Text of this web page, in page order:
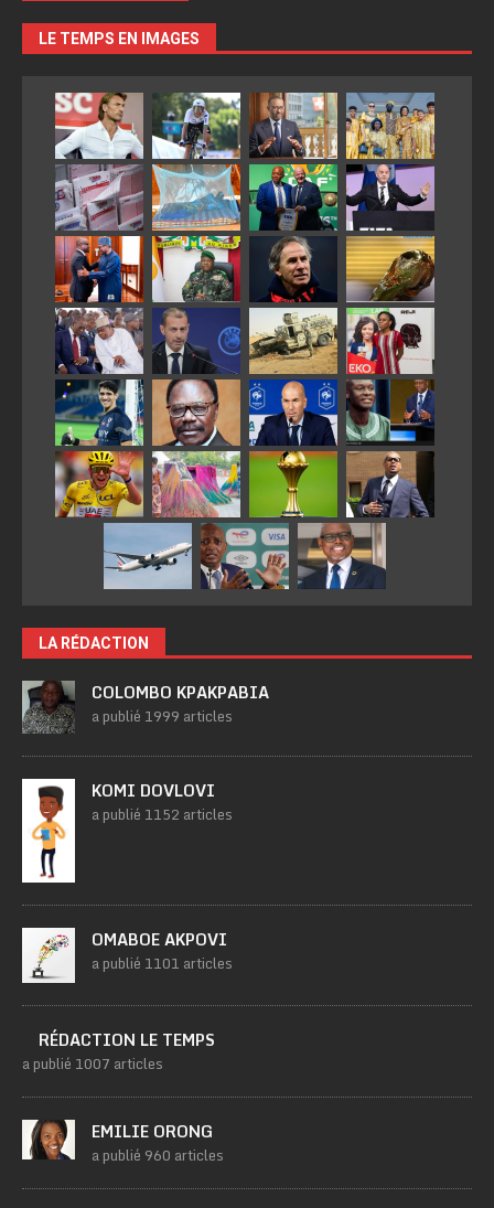
LE TEMPS EN IMAGES
LA RÉDACTION
COLOMBO KPAKPABIA
a publié 1999 articles
KOMI DOVLOVI
a publié 1152 articles
OMABOE AKPOVI
a publié 1101 articles
RÉDACTION LE TEMPS
a publié 1007 articles
EMILIE ORONG
a publié 960 articles